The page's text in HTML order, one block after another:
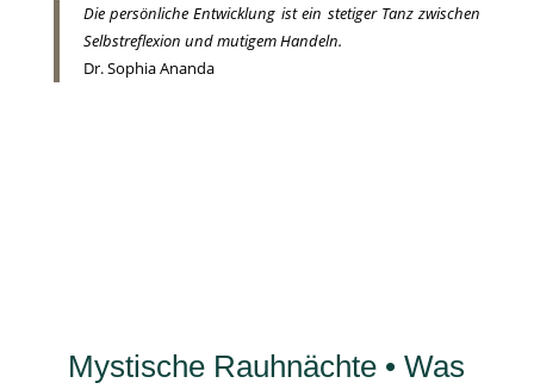
Die persönliche Entwicklung ist ein stetiger Tanz zwischen
Selbstreflexion und mutigem Handeln.
Dr. Sophia Ananda
Mystische Rauhnächte • Was